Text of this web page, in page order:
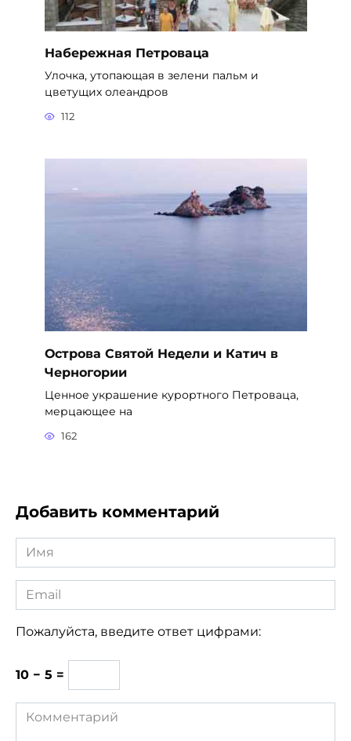
Набережная Петроваца
Улочка, утопающая в зелени пальм и
цветущих олеандров
112
Острова Святой Недели и Катич в
Черногории
Ценное украшение курортного Петроваца,
мерцающее на
162
Добавить комментарий
Имя
*
Email
*
Пожалуйста, введите ответ цифрами:
10 − 5 =
Комментарий